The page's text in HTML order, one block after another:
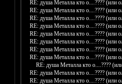
RE: душа Металла кто о....???? (или
RE: душа Металла кто о....???? (или
RE: душа Металла кто о....???? (или
RE: душа Металла кто о....???? (или
RE: душа Металла кто о....???? (или
RE: душа Металла кто о....???? (или
RE: душа Металла кто о....???? (или
RE: душа Металла кто о....???? (или
RE: душа Металла кто о....????
RE: душа Металла кто о....???? (или
RE: душа Металла кто о....???? (или